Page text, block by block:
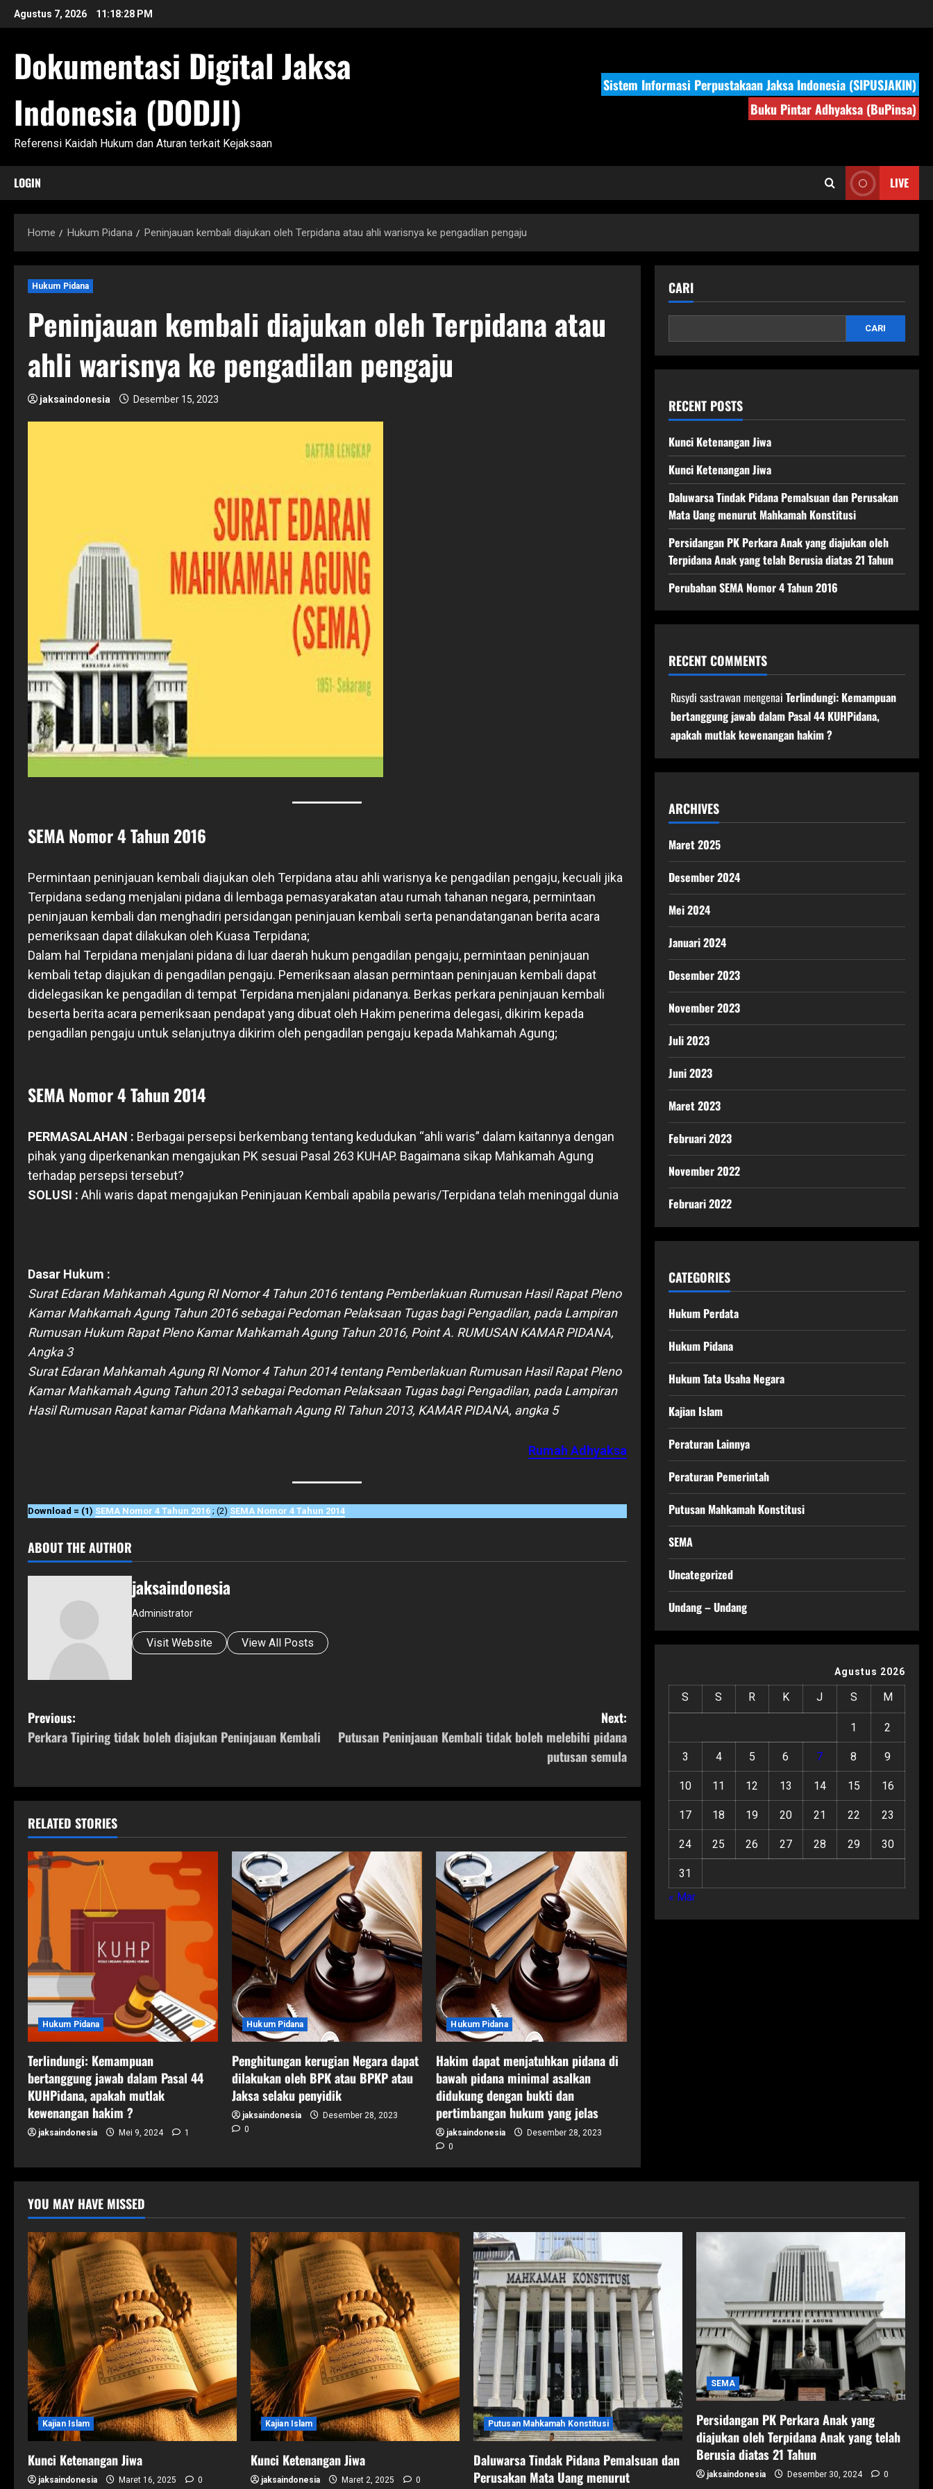
Skip
to
Agustus 7, 2026 11:18:29 PM
Dokumentasi Digital Jaksa
Indonesia (DODJI)
Referensi Kaidah Hukum dan Aturan terkait Kejaksaan
Sistem Informasi Perpustakaan Jaksa Indonesia (SIPUSJAKIN)
Buku Pintar Adhyaksa (BuPinsa)
LOGIN LIVE
Home Hukum Pidana Peninjauan kembali diajukan oleh Terpidana atau ahli warisnya ke pengadilan pengaju
Hukum Pidana
Peninjauan kembali diajukan oleh Terpidana atau
ahli warisnya ke pengadilan pengaju
jaksaindonesia Desember 15, 2023
SEMA Nomor 4 Tahun 2016
Permintaan peninjauan kembali diajukan oleh Terpidana atau ahli warisnya ke pengadilan pengaju, kecuali jika
Terpidana sedang menjalani pidana di lembaga pemasyarakatan atau rumah tahanan negara, permintaan
peninjauan kembali dan menghadiri persidangan peninjauan kembali serta penandatanganan berita acara
pemeriksaan dapat dilakukan oleh Kuasa Terpidana;
Dalam hal Terpidana menjalani pidana di luar daerah hukum pengadilan pengaju, permintaan peninjauan
kembali tetap diajukan di pengadilan pengaju. Pemeriksaan alasan permintaan peninjauan kembali dapat
didelegasikan ke pengadilan di tempat Terpidana menjalani pidananya. Berkas perkara peninjauan kembali
beserta berita acara pemeriksaan pendapat yang dibuat oleh Hakim penerima delegasi, dikirim kepada
pengadilan pengaju untuk selanjutnya dikirim oleh pengadilan pengaju kepada Mahkamah Agung;
SEMA Nomor 4 Tahun 2014
PERMASALAHAN : Berbagai persepsi berkembang tentang kedudukan “ahli waris” dalam kaitannya dengan
pihak yang diperkenankan mengajukan PK sesuai Pasal 263 KUHAP. Bagaimana sikap Mahkamah Agung
terhadap persepsi tersebut?
SOLUSI : Ahli waris dapat mengajukan Peninjauan Kembali apabila pewaris/Terpidana telah meninggal dunia
Dasar Hukum :
Surat Edaran Mahkamah Agung RI Nomor 4 Tahun 2016 tentang Pemberlakuan Rumusan Hasil Rapat Pleno
Kamar Mahkamah Agung Tahun 2016 sebagai Pedoman Pelaksaan Tugas bagi Pengadilan, pada Lampiran
Rumusan Hukum Rapat Pleno Kamar Mahkamah Agung Tahun 2016, Point A. RUMUSAN KAMAR PIDANA,
Angka 3
Surat Edaran Mahkamah Agung RI Nomor 4 Tahun 2014 tentang Pemberlakuan Rumusan Hasil Rapat Pleno
Kamar Mahkamah Agung Tahun 2013 sebagai Pedoman Pelaksaan Tugas bagi Pengadilan, pada Lampiran
Hasil Rumusan Rapat kamar Pidana Mahkamah Agung RI Tahun 2013, KAMAR PIDANA, angka 5
Rumah Adhyaksa
Download = (1) SEMA Nomor 4 Tahun 2016 ; (2) SEMA Nomor 4 Tahun 2014
ABOUT THE AUTHOR
jaksaindonesia
Administrator
Visit Website View All Posts
P
o
s
t
n
a
v
g
a
t
i
o
n
Previous:
Perkara Tipiring tidak boleh diajukan Peninjauan Kembali
Next:
Putusan Peninjauan Kembali tidak boleh melebihi pidana
putusan semula
RELATED STORIES
Hukum Pidana
Terlindungi: Kemampuan
bertanggung jawab dalam Pasal 44
KUHPidana, apakah mutlak
kewenangan hakim ?
jaksaindonesia Mei 9, 2024 1
Hukum Pidana
Penghitungan kerugian Negara dapat
dilakukan oleh BPK atau BPKP atau
Jaksa selaku penyidik
jaksaindonesia
Desember 28, 2023
0
Hukum Pidana
Hakim dapat menjatuhkan pidana di
bawah pidana minimal asalkan
didukung dengan bukti dan
pertimbangan hukum yang jelas
jaksaindonesia
Desember 28, 2023
0
CARI
CARI
RECENT POSTS
Kunci Ketenangan Jiwa
Kunci Ketenangan Jiwa
Daluwarsa Tindak Pidana Pemalsuan dan Perusakan
Mata Uang menurut Mahkamah Konstitusi
Persidangan PK Perkara Anak yang diajukan oleh
Terpidana Anak yang telah Berusia diatas 21 Tahun
Perubahan SEMA Nomor 4 Tahun 2016
RECENT COMMENTS
Rusydi sastrawanmengenai Terlindungi: Kemampuan
bertanggung jawab dalam Pasal 44 KUHPidana,
apakah mutlak kewenangan hakim ?
ARCHIVES
Maret 2025
Desember 2024
Mei 2024
Januari 2024
Desember 2023
November 2023
Juli 2023
Juni 2023
Maret 2023
Februari 2023
November 2022
Februari 2022
CATEGORIES
Hukum Perdata
Hukum Pidana
Hukum Tata Usaha Negara
Kajian Islam
Peraturan Lainnya
Peraturan Pemerintah
Putusan Mahkamah Konstitusi
SEMA
Uncategorized
Undang – Undang
Agustus 2026
S S R K J S M
1 2
3 4 5 6 7 8 9
10 11 12 13 14 15 16
17 18 19 20 21 22 23
24 25 26 27 28 29 30
31
« Mar
YOU MAY HAVE MISSED
Kajian Islam
Kunci Ketenangan Jiwa
jaksaindonesia Maret 16, 2025 0
Kajian Islam
Kunci Ketenangan Jiwa
jaksaindonesia Maret 2, 2025 0
Putusan Mahkamah Konstitusi
Daluwarsa Tindak Pidana Pemalsuan dan
Perusakan Mata Uang menurut
SEMA
Persidangan PK Perkara Anak yang
diajukan oleh Terpidana Anak yang telah
Berusia diatas 21 Tahun
jaksaindonesia Desember 30, 2024 0